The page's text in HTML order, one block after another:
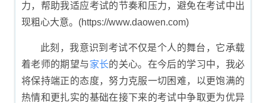
力，帮助我适应考试的节奏和压力，避免在考试中出
现粗心大意。(https://www.daowen.com)
此刻，我意识到考试不仅是个人的舞台，它承载
着老师的期望与家长的关心。在今后的学习中，我必
将保持端正的态度，努力克服一切困难，以更饱满的
热情和更扎实的基础在接下来的考试中争取更为优异